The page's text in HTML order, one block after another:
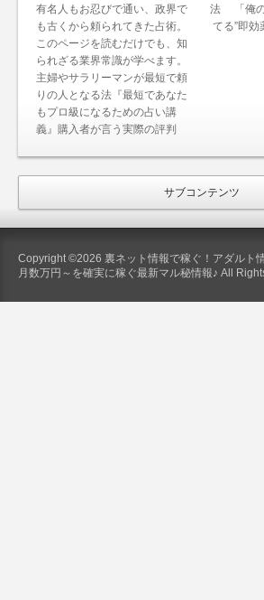
有名人もお忍びで通い、政界で
も古くから頼られてきた占術。
このページを読むだけでも、知
られざる業界常識が学べます。
主婦やサラリーマンが最短で頼
りの人となる法『最短であなた
もプロ級になるための占い講
義』購入者が言う実際の評判
法 「俺の
てる”即
サブコンテンツ
Copyright ©2026 裏ネット情報で稼ぐ！アダルト
月数万円～を確実に稼ぐ最新マル秘情報♪ All